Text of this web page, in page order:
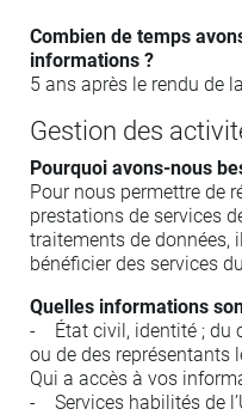
Combien de temps
informations ?
5 ans après le rendu de
Gestion des
Pourquoi avons-nous
Pour nous permettre de
prestations de services
traitements de données,
bénéficier des services
Quelles informations
- État civil, identité ; du
ou de des représentants
Qui a accès à vos
- Services habilités de